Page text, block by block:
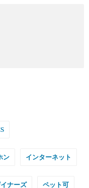
ン インターネット
ナーズ ペット可